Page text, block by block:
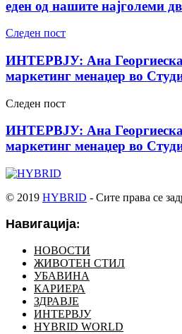
еден од нашите најголеми
Следен пост
ИНТЕРВЈУ: Ана
маркетинг менаџер во
Следен пост
ИНТЕРВЈУ: Ана
маркетинг менаџер во
© 2019 HYBRID - Сите права се
Навигација:
НОВОСТИ
ЖИВОТЕН СТИЛ
УБАВИНА
КАРИЕРА
ЗДРАВЈЕ
ИНТЕРВЈУ
HYBRID WORLD